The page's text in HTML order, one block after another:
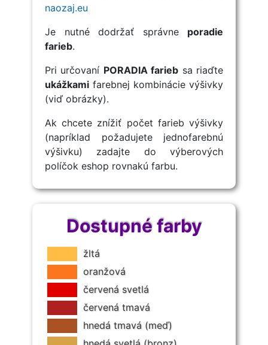
naozaj.eu
Je nutné dodržať správne poradie
farieb.
Pri určovaní PORADIA farieb sa riaďte
ukážkami farebnej kombinácie výšivky
(viď obrázky).
Ak chcete znížiť počet farieb výšivky
(napríklad požadujete jednofarebnú
výšivku) zadajte do výberových
políčok eshop rovnakú farbu.
Dostupné farby
žltá
oranžová
červená svetlá
červená tmavá
hnedá tmavá (meď)